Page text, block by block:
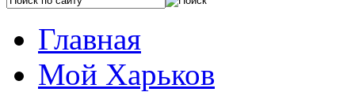
Главная
Мой Харьков